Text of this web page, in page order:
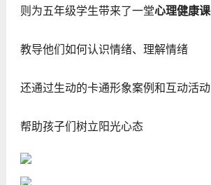
则为五年级学生带来了一堂心理健康课
教导他们如何认识情绪、理解情绪
还通过生动的卡通形象案例和互动活动
帮助孩子们树立阳光心态